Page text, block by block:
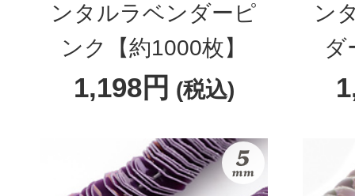
ンタルラベンダーピ
ンク【約1000枚】
1,198円 (税込)
ン
ダ